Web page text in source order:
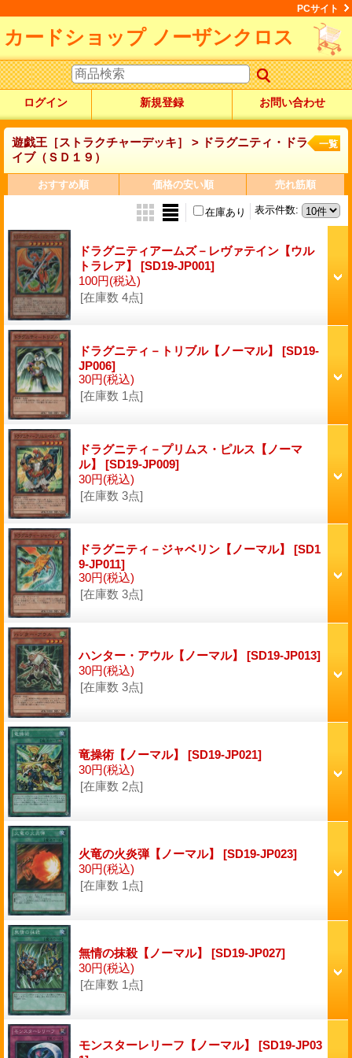
PCサイト
カードショップ ノーザンクロス
ログイン 新規登録 お問い合わせ
遊戯王［ストラクチャーデッキ］ > ドラグニティ・ドラ
イブ（ＳＤ１９）
一覧
おすすめ順 価格の安い順 売れ筋順
表示件数:
在庫あり
ドラグニティアームズ－レヴァテイン【ウル
トラレア】 [SD19-JP001]
100円(税込)
[在庫数 4点]
ドラグニティ－トリブル【ノーマル】 [SD19-
JP006]
30円(税込)
[在庫数 1点]
ドラグニティ－プリムス・ピルス【ノーマ
ル】 [SD19-JP009]
30円(税込)
[在庫数 3点]
ドラグニティ－ジャベリン【ノーマル】 [SD1
9-JP011]
30円(税込)
[在庫数 3点]
ハンター・アウル【ノーマル】 [SD19-JP013]
30円(税込)
[在庫数 3点]
竜操術【ノーマル】 [SD19-JP021]
30円(税込)
[在庫数 2点]
火竜の火炎弾【ノーマル】 [SD19-JP023]
30円(税込)
[在庫数 1点]
無情の抹殺【ノーマル】 [SD19-JP027]
30円(税込)
[在庫数 1点]
モンスターレリーフ【ノーマル】 [SD19-JP03